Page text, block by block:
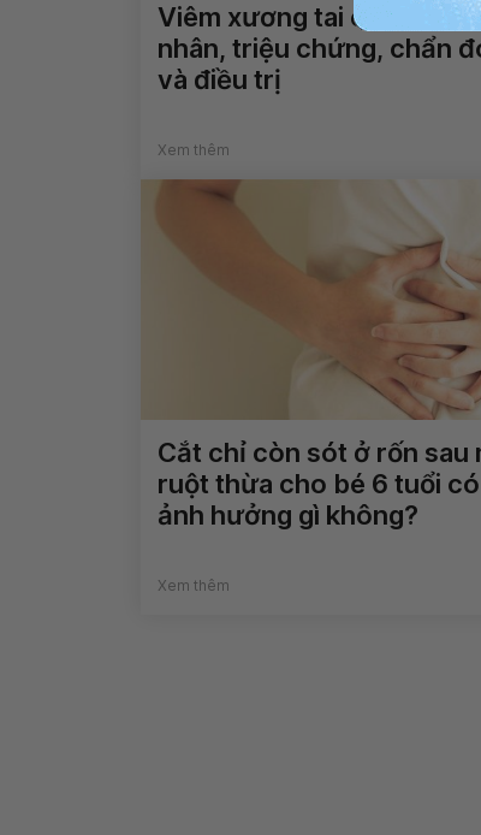
Viêm xương tai chũm:
nhân, triệu chứng, chẩn
và điều trị
Xem thêm
Cắt chỉ còn sót ở rốn sau
ruột thừa cho bé 6 tuổi
ảnh hưởng gì không?
Xem thêm